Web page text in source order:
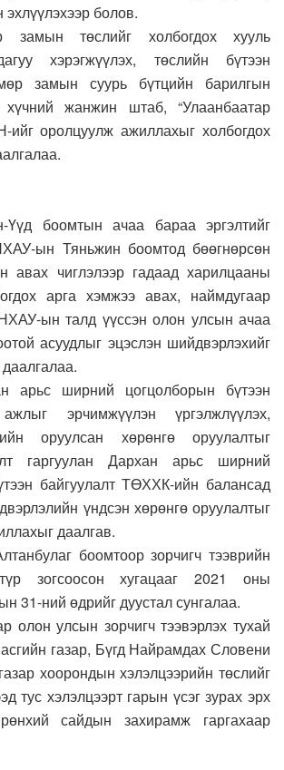
эхлүүлэхээр болов.
замын төслийг холбогдох хууль
хэрэгжүүлэх, төслийн бүтээн
замын суурь бүтцийн барилгын
жанжин штаб, “Улаанбаатар
оролцуулж ажиллахыг холбогдох
ачаа бараа эргэлтийг
ын Тяньжин боомтод бөөгнөрсөн
авах чиглэлээр гадаад харилцааны
арга хэмжээ авах, наймдугаар
ын талд үүссэн олон улсын ачаа
асуудлыг эцэслэн шийдвэрлэхийг
ширний цогцолборын бүтээн
эрчимжүүлэн үргэлжлүүлэх,
оруулсан хөрөнгө оруулалтыг
гаргуулан Дархан арьс ширний
байгуулалт ТӨХХК-ийн балансад
үндсэн хөрөнгө оруулалтыг
даалгав.
боомтоор зорчигч тээврийн
зогсоосон хугацааг 2021 оны
31-ний өдрийг дуустал сунгалаа.
улсын зорчигч тээвэрлэх тухай
газар, Бүгд Найрамдах Словени
хоорондын хэлэлцээрийн төслийг
тус хэлэлцээрт гарын үсэг зурах эрх
сайдын захирамж гаргахаар